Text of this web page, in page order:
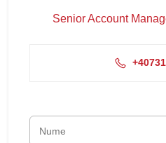
Senior Account